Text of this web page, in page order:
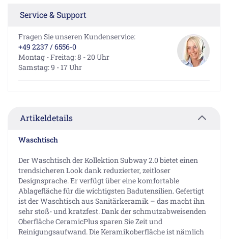
Service & Support
Fragen Sie unseren Kundenservice:
+49 2237 / 6556-0
Montag - Freitag: 8 - 20 Uhr
Samstag: 9 - 17 Uhr
Artikeldetails
Waschtisch
Der Waschtisch der Kollektion Subway 2.0 bietet einen
trendsicheren Look dank reduzierter, zeitloser
Designsprache. Er verfügt über eine komfortable
Ablagefläche für die wichtigsten Badutensilien. Gefertigt
ist der Waschtisch aus Sanitärkeramik – das macht ihn
sehr stoß- und kratzfest. Dank der schmutzabweisenden
Oberfläche CeramicPlus sparen Sie Zeit und
Reinigungsaufwand. Die Keramikoberfläche ist nämlich